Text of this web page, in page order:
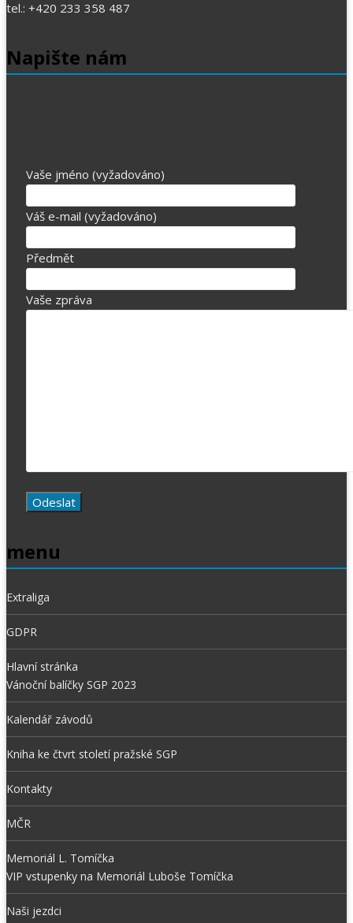
tel.: +420 233 358 487
Napište nám
Vaše jméno (vyžadováno)
Váš e-mail (vyžadováno)
Předmět
Vaše zpráva
menu
Extraliga
GDPR
Hlavní stránka
Vánoční balíčky SGP 2023
Kalendář závodů
Kniha ke čtvrt století pražské SGP
Kontakty
MČR
Memoriál L. Tomíčka
VIP vstupenky na Memoriál Luboše Tomíčka
Naši jezdci